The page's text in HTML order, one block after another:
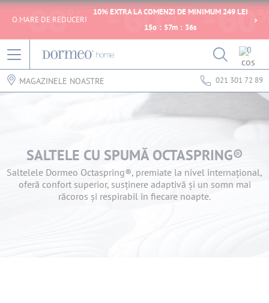
O MARE DE REDUCERI
10% EXTRA LA COMENZI DE MINIMUM 249 LEI
15o : 57m : 36s
0
MAGAZINELE NOASTRE 021 301 72 89
SALTELE CU SPUMĂ OCTASPRING®
Saltelele Dormeo Octaspring®, premiate la nivel internațional,
oferă confort superior, susținere adaptivă și un somn mai
răcoros și respirabil în fiecare noapte.